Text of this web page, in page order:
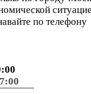
по телефону